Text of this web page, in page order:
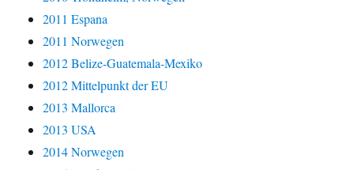
2011 Espana
2011 Norwegen
2012 Belize-Guatemala-Mexiko
2012 Mittelpunkt der EU
2013 Mallorca
2013 USA
2014 Norwegen